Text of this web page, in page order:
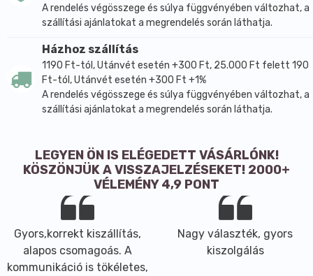
A rendelés végösszege és súlya függvényében változhat, a
szállítási ajánlatokat a megrendelés során láthatja.
Házhoz szállítás
1190 Ft-tól, Utánvét esetén +300 Ft, 25.000 Ft felett 190
Ft-tól, Utánvét esetén +300 Ft +1%
A rendelés végösszege és súlya függvényében változhat, a
szállítási ajánlatokat a megrendelés során láthatja.
LEGYEN ÖN IS ELÉGEDETT VÁSÁRLÓNK!
KÖSZÖNJÜK A VISSZAJELZÉSEKET! 2000+
VÉLEMÉNY 4,9 PONT
Gyors,korrekt kiszállítás,
alapos csomagoás. A
kommunikáció is tökéletes,
Nagy választék, gyors
kiszolgálás